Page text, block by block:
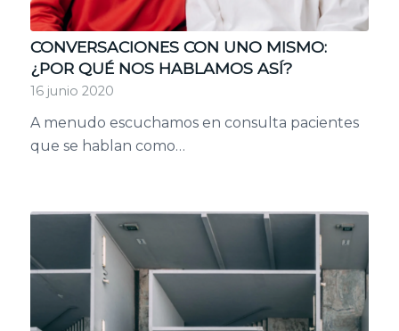
CONVERSACIONES CON UNO MISMO:
¿POR QUÉ NOS HABLAMOS ASÍ?
16 junio 2020
A menudo escuchamos en consulta pacientes
que se hablan como…